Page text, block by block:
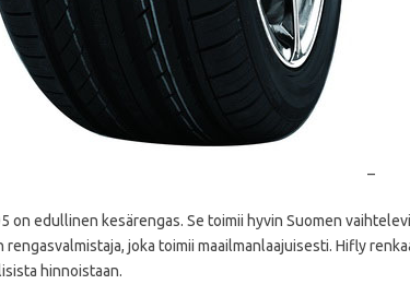
–
on edullinen kesärengas. Se toimii hyvin Suomen
rengasvalmistaja, joka toimii maailmanlaajuisesti. Hifly
hinnoistaan.